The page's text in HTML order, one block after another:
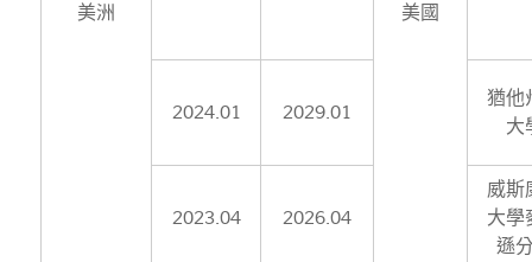
美洲 美國
2024.01 2029.01
猶他
大
2023.04 2026.04
威斯
大學
遜